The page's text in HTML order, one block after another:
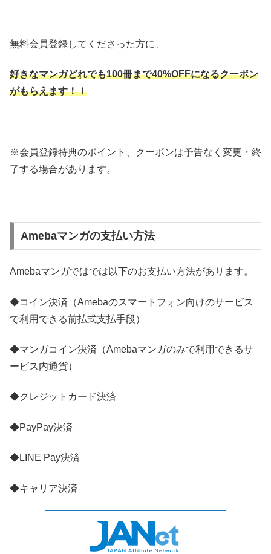
無料会員登録してくださった方に、
好きなマンガどれでも100冊まで40%OFFになるクーポン
がもらえます！！
※会員登録特典のポイント、クーポンは予告なく変更・終
了する場合があります。
Amebaマンガの支払い方法
Amebaマンガではでは以下のお支払い方法があります。
◆コイン決済（Amebaのスマートフォン向けのサービス
で利用できる前払式支払手段）
◆マンガコイン決済（Amebaマンガのみで利用できるサ
ービス内通貨）
◆クレジットカード決済
◆PayPay決済
◆LINE Pay決済
◆キャリア決済